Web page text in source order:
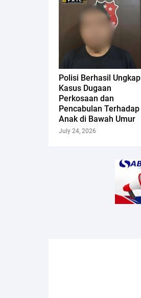
Polisi Berhasil Ungkap
Kasus Dugaan
Perkosaan dan
Pencabulan Terhadap
Anak di Bawah Umur
July 24, 2026